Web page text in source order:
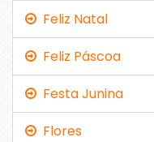
Feliz Natal
Feliz Páscoa
Festa Junina
Flores